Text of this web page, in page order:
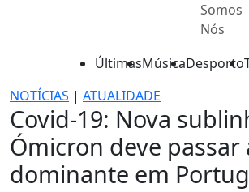
Somos
Nós
ÚltimasMúsicaDesporto
NOTÍCIAS | ATUALIDADE
Covid-19: Nova
Ómicron deve passar
dominante em